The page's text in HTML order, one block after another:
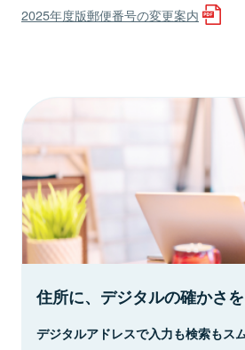
2025年度版郵便番号の変更案内
住所に、デジタルの確かさを
デジタルアドレスで入力も検索もス